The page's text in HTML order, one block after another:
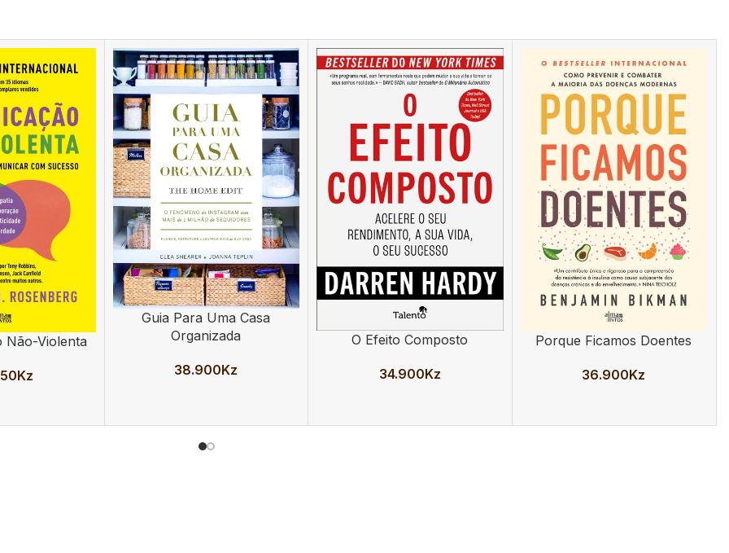
Não-Violenta
Kz
ADICIONAR
Guia Para Uma Casa
Organizada
38.900Kz
ADICIONARO Efeito Composto
34.900Kz
ADICIONAR
Porque Ficamos Doentes
36.900Kz